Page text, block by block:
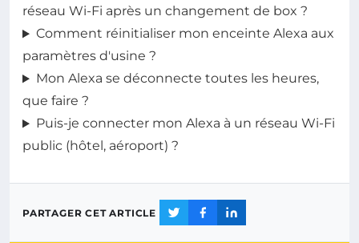
réseau Wi-Fi après un changement de box ?
Comment réinitialiser mon enceinte Alexa aux
paramètres d'usine ?
Mon Alexa se déconnecte toutes les heures,
que faire ?
Puis-je connecter mon Alexa à un réseau Wi-Fi
public (hôtel, aéroport) ?
PARTAGER CET ARTICLE